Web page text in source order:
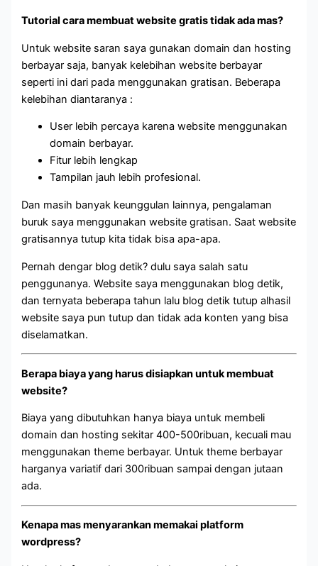
Tutorial cara membuat website gratis tidak ada mas?
Untuk website saran saya gunakan domain dan hosting
berbayar saja, banyak kelebihan website berbayar
seperti ini dari pada menggunakan gratisan. Beberapa
kelebihan diantaranya :
User lebih percaya karena website menggunakan
domain berbayar.
Fitur lebih lengkap
Tampilan jauh lebih profesional.
Dan masih banyak keunggulan lainnya, pengalaman
buruk saya menggunakan website gratisan. Saat website
gratisannya tutup kita tidak bisa apa-apa.
Pernah dengar blog detik? dulu saya salah satu
penggunanya. Website saya menggunakan blog detik,
dan ternyata beberapa tahun lalu blog detik tutup alhasil
website saya pun tutup dan tidak ada konten yang bisa
diselamatkan.
Berapa biaya yang harus disiapkan untuk membuat
website?
Biaya yang dibutuhkan hanya biaya untuk membeli
domain dan hosting sekitar 400-500ribuan, kecuali mau
menggunakan theme berbayar. Untuk theme berbayar
harganya variatif dari 300ribuan sampai dengan jutaan
ada.
Kenapa mas menyarankan memakai platform
wordpress?